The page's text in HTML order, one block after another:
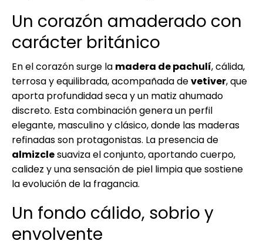
Un corazón amaderado con
carácter británico
En el corazón surge la madera de pachulí, cálida,
terrosa y equilibrada, acompañada devetiver, que
aporta profundidad seca y un matiz ahumado
discreto. Esta combinación genera un perfil
elegante, masculino y clásico, donde las maderas
refinadas son protagonistas. La presencia de
almizclesuaviza el conjunto, aportando cuerpo,
calidez y una sensación de piel limpia que sostiene
la evolución de la fragancia.
Un fondo cálido, sobrio y
envolvente